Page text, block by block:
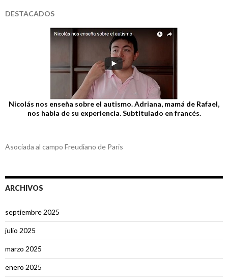
DESTACADOS
Nicolás nos enseña sobre el autismo. Adriana, mamá de Rafael,
nos habla de su experiencia. Subtitulado en francés.
Asociada al campo Freudiano de Paris
ARCHIVOS
septiembre 2025
julio 2025
marzo 2025
enero 2025